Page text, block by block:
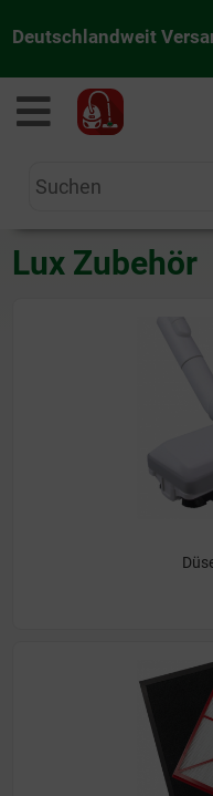
Deutschlandweit
Lux Zubehör